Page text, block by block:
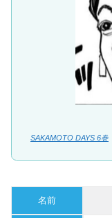
SAKAMOTO DAYS 6巻
名前